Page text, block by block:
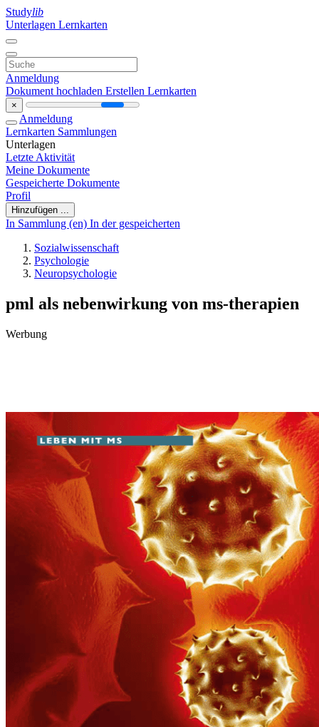
Studylib
Unterlagen Lernkarten
Anmeldung
Dokument hochladen Erstellen Lernkarten
×
Anmeldung
Lernkarten Sammlungen
Unterlagen
Letzte Aktivität
Meine Dokumente
Gespeicherte Dokumente
Profil
Hinzufügen ...
In Sammlung (en) In der gespeicherten
Sozialwissenschaft
Psychologie
Neuropsychologie
pml als nebenwirkung von ms-therapien
Werbung